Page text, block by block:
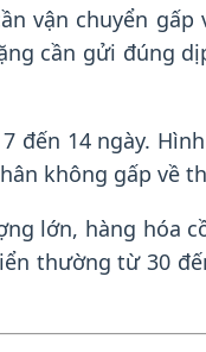
vận chuyển
cần gửi đúng
14 ngày.
không gấp về
lớn, hàng hóa
thường từ 30